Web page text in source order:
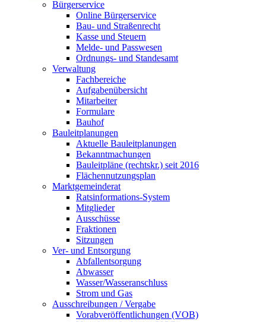
Bürgerservice
Online Bürgerservice
Bau- und Straßenrecht
Kasse und Steuern
Melde- und Passwesen
Ordnungs- und Standesamt
Verwaltung
Fachbereiche
Aufgabenübersicht
Mitarbeiter
Formulare
Bauhof
Bauleitplanungen
Aktuelle Bauleitplanungen
Bekanntmachungen
Bauleitpläne (rechtskr.) seit 2016
Flächennutzungsplan
Marktgemeinderat
Ratsinformations-System
Mitglieder
Ausschüsse
Fraktionen
Sitzungen
Ver- und Entsorgung
Abfallentsorgung
Abwasser
Wasser/Wasseranschluss
Strom und Gas
Ausschreibungen / Vergabe
Vorabveröffentlichungen (VOB)